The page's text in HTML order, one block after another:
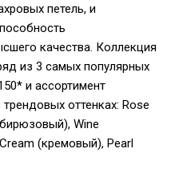
петель, и
качества. Коллекция
из 3 самых популярных
и ассортимент
оттенках: Rose
Wine
(кремовый), Pearl